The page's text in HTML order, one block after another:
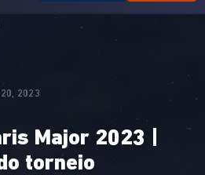
2023
Major 2023 |
torneio